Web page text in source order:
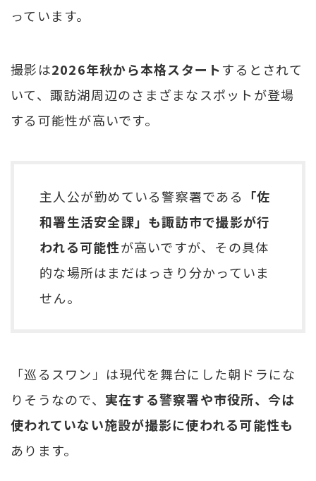
っています。
撮影は2026年秋から本格スタートするとされて
いて、諏訪湖周辺のさまざまなスポットが登場
する可能性が高いです。
主人公が勤めている警察署である 「佐
和署生活安全課」も諏訪市で撮影が行
われる可能性が高いですが、その具体
的な場所はまだはっきり分かっていま
せん。
「巡るスワン」は現代を舞台にした朝ドラにな
りそうなので、 実在する警察署や市役所、今は
使われていない施設が撮影に使われる可能性も
あります。